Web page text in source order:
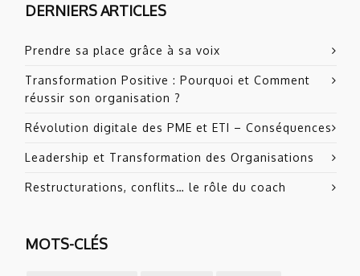
DERNIERS ARTICLES
Prendre sa place grâce à sa voix
Transformation Positive : Pourquoi et Comment
réussir son organisation ?
Révolution digitale des PME et ETI – Conséquences
Leadership et Transformation des Organisations
Restructurations, conflits… le rôle du coach
MOTS-CLÉS